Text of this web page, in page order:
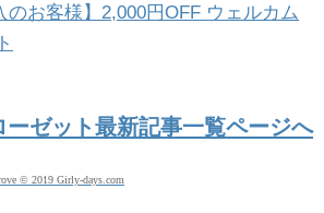
のお客様】2,000円OFF ウェルカム
ーゼット最新記事一覧ページへ
© 2019 Girly-days.com